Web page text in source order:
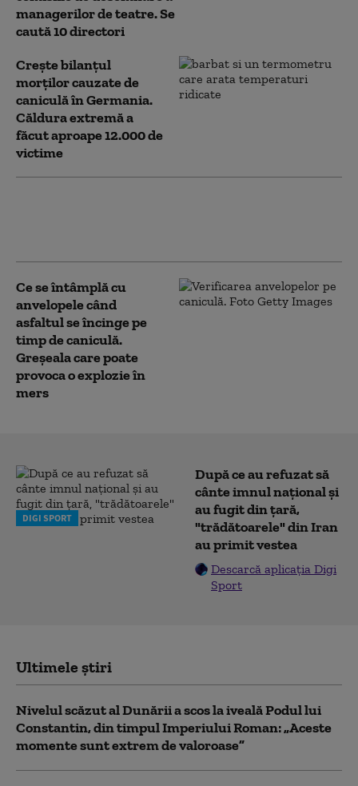
managerilor de teatre. Se
caută 10 directori
Crește bilanțul
morților cauzate de
caniculă în Germania.
Căldura extremă a
făcut aproape 12.000 de
victime
Ce se întâmplă cu
anvelopele când
asfaltul se încinge pe
timp de caniculă.
Greșeala care poate
provoca o explozie în
mers
DIGI SPORT
După ce au refuzat să
cânte imnul naţional şi
au fugit din ţară,
"trădătoarele" din Iran
au primit vestea
Descarcă aplicația Digi
Sport
Ultimele știri
Nivelul scăzut al Dunării a scos la iveală Podul lui
Constantin, din timpul Imperiului Roman: „Aceste
momente sunt extrem de valoroase”